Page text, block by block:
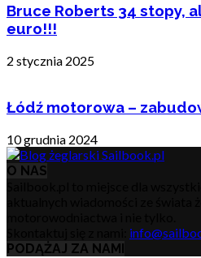
Bruce Roberts 34 stopy,
euro!!!
2 stycznia 2025
Łódź motorowa –
10 grudnia 2024
O NAS
PODĄŻAJ ZA NAMI